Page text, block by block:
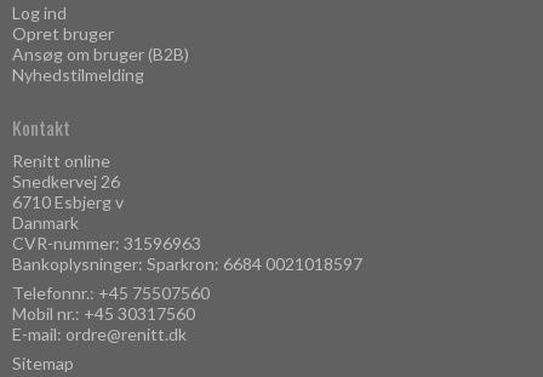
Log ind
Opret bruger
Ansøg om bruger (B2B)
Nyhedstilmelding
Kontakt
Renitt online
Snedkervej 26
6710 Esbjerg v
Danmark
CVR-nummer: 31596963
Bankoplysninger: Sparkron: 6684 0021018597
Telefonnr.: +45 75507560
Mobil nr.: +45 30317560
E-mail: ordre@renitt.dk
Sitemap